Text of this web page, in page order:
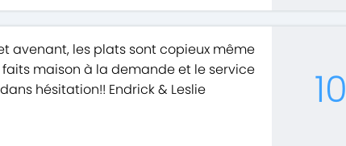
avenant, les plats sont copieux même
maison à la demande et le service
hésitation!! Endrick & Leslie
10